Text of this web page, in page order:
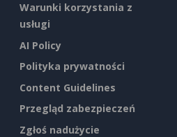
Warunki korzystania z
usługi
AI Policy
Polityka prywatności
Content Guidelines
Przegląd zabezpieczeń
Zgłoś nadużycie